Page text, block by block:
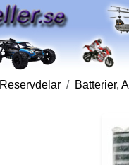
Reservdelar Batterier,